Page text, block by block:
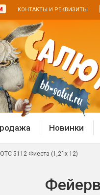
КОНТАКТЫ И РЕКВИЗИТЫ
Дневные
Новинки
5112 Фиеста (1,2" х 12)